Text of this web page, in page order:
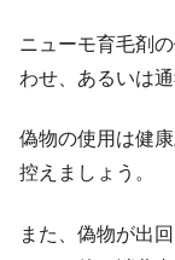
ニューモ育毛剤
わせ、あるいは
偽物の使用は健
控えましょう。
また、偽物が出